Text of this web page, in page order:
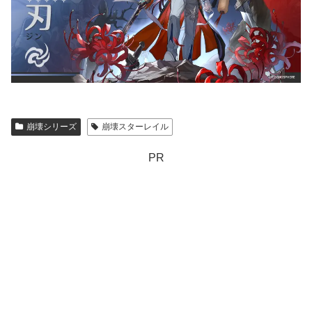
崩壊シリーズ 崩壊スターレイル
PR